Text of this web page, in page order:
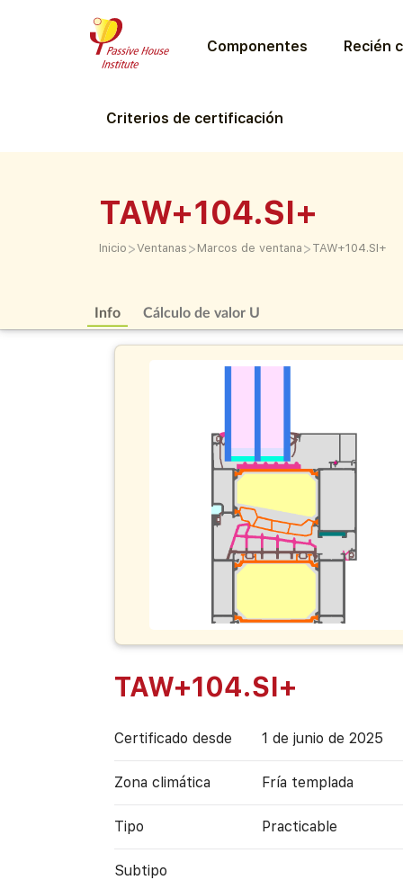
Componentes Recién
Criterios de certificación
TAW+104.SI+
Inicio >Ventanas > Marcos de ventana > TAW+104.SI+
Info Cálculo de valor U
TAW+104.SI+
Certificado desde 1 de junio de 2025
Zona climática Fría templada
Tipo Practicable
Subtipo